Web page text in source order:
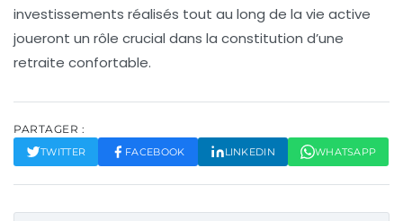
investissements réalisés tout au long de la vie active
joueront un rôle crucial dans la constitution d’une
retraite confortable.
PARTAGER :
TWITTER FACEBOOK LINKEDIN WHATSAPP